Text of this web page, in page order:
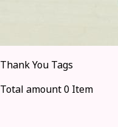
Thank You Tags
Total amount 0 Item